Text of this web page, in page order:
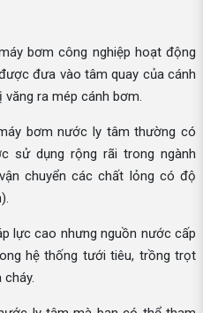
bơm công nghiệp hoạt động
đưa vào tâm quay của cánh
ra mép cánh bơm.
bơm nước ly tâm thường có
sử dụng rộng rãi trong ngành
chuyển các chất lỏng có độ
lực cao nhưng nguồn nước cấp
hệ thống tưới tiêu, trồng trọt